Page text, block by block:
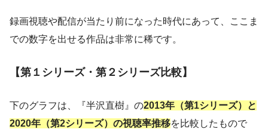
録画視聴や配信が当たり前になった時代にあって、ここま
での数字を出せる作品は非常に稀です。
【第１シリーズ・第２シリーズ比較】
下のグラフは、『半沢直樹』の2013年（第1シリーズ）と
2020年（第2シリーズ）の視聴率推移を比較したもので